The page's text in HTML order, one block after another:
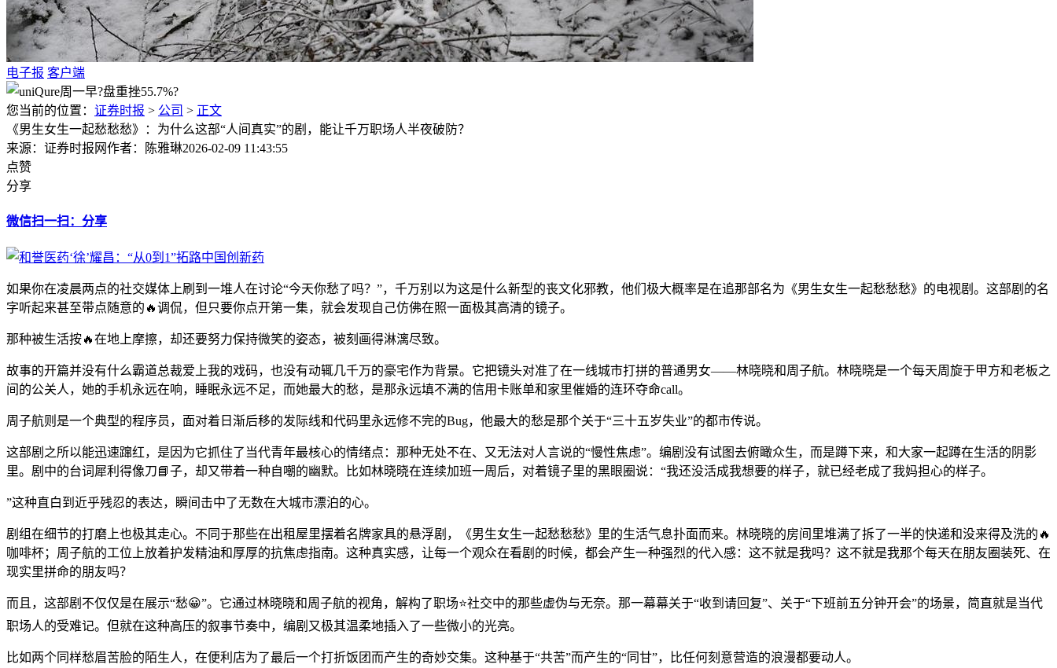
电子报 客户端
您当前的位置： 证券时报 > 公司 > 正文
《男生女生一起愁愁愁》：为什么这部“人间真实”的剧，能让千万职场人半夜破防？
来源：证券时报网作者：陈雅琳2026-02-09 11:43:55
点赞
分享
微信扫一扫：分享
如果你在凌晨两点的社交媒体上刷到一堆人在讨论“今天你愁了吗？”，千万别以为这是什么新型的丧文化邪教，他们极大概率是在追那部名为《男生女生一起愁愁愁》的电视剧。这部剧的名
字听起来甚至带点随意的🔥调侃，但只要你点开第一集，就会发现自己仿佛在照一面极其高清的镜子。
那种被生活按🔥在地上摩擦，却还要努力保持微笑的姿态，被刻画得淋漓尽致。
故事的开篇并没有什么霸道总裁爱上我的戏码，也没有动辄几千万的豪宅作为背景。它把镜头对准了在一线城市打拼的普通男女——林晓晓和周子航。林晓晓是一个每天周旋于甲方和老板之
间的公关人，她的手机永远在响，睡眠永远不足，而她最大的愁，是那永远填不满的信用卡账单和家里催婚的连环夺命call。
周子航则是一个典型的程序员，面对着日渐后移的发际线和代码里永远修不完的Bug，他最大的愁是那个关于“三十五岁失业”的都市传说。
这部剧之所以能迅速蹿红，是因为它抓住了当代青年最核心的情绪点：那种无处不在、又无法对人言说的“慢性焦虑”。编剧没有试图去俯瞰众生，而是蹲下来，和大家一起蹲在生活的阴影
里。剧中的台词犀利得像刀📘子，却又带着一种自嘲的幽默。比如林晓晓在连续加班一周后，对着镜子里的黑眼圈说：“我还没活成我想要的样子，就已经老成了我妈担心的样子。
”这种直白到近乎残忍的表达，瞬间击中了无数在大城市漂泊的心。
剧组在细节的打磨上也极其走心。不同于那些在出租屋里摆着名牌家具的悬浮剧，《男生女生一起愁愁愁》里的生活气息扑面而来。林晓晓的房间里堆满了拆了一半的快递和没来得及洗的🔥
咖啡杯；周子航的工位上放着护发精油和厚厚的抗焦虑指南。这种真实感，让每一个观众在看剧的时候，都会产生一种强烈的代入感：这不就是我吗？这不就是我那个每天在朋友圈装死、在
现实里拼命的朋友吗？
而且，这部剧不仅仅是在展示“愁😀”。它通过林晓晓和周子航的视角，解构了职场⭐社交中的那些虚伪与无奈。那一幕幕关于“收到请回复”、关于“下班前五分钟开会”的场景，简直就是当代
职场人的受难记。但就在这种高压的叙事节奏中，编剧又极其温柔地插入了一些微小的光亮。
比如两个同样愁眉苦脸的陌生人，在便利店为了最后一个打折饭团而产生的奇妙交集。这种基于“共苦”而产生的“同甘”，比任何刻意营造的浪漫都要动人。